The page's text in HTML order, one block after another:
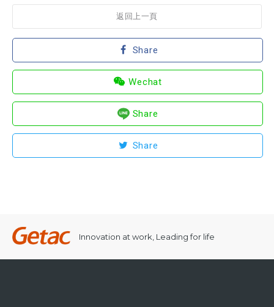
返回上一頁
Share
Wechat
Share
Share
Innovation at work, Leading for life